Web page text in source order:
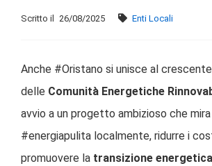
Scritto il 26/08/2025 Enti Locali
Anche #Oristano si unisce al
delle Comunità Energetiche
avvio a un progetto ambizioso che
#energiapulita localmente, ridurre i
promuovere la transizione energetica